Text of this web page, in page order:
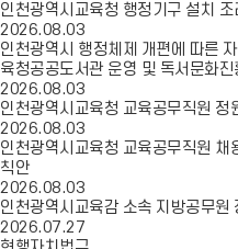
인천광역시교육청 행정기구 설치
2026.08.03
인천광역시 행정체제 개편에 따른
육청공공도서관 운영 및 독서문화
2026.08.03
인천광역시교육청 교육공무직원 정
2026.08.03
인천광역시교육청 교육공무직원
칙안
2026.08.03
인천광역시교육감 소속 지방공무
2026.07.27